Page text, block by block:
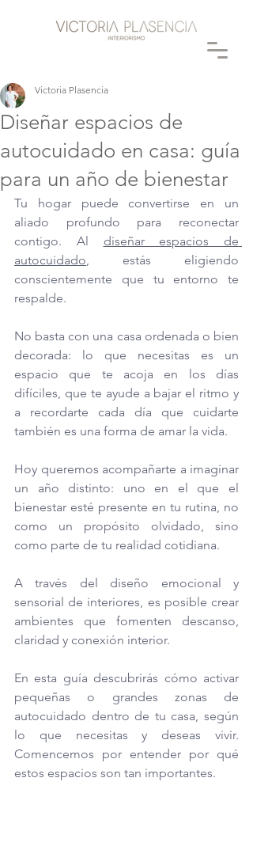
Diseñar espacios de
autocuidado en casa: guía
para un año de bienestar
Victoria Plasencia
Tu hogar puede convertirse en un
aliado profundo para reconectar
contigo. Al diseñar espacios de
autocuidado, estás eligiendo
conscientemente que tu entorno te
respalde.
No basta con una casa ordenada o bien
decorada: lo que necesitas es un
espacio que te acoja en los días
difíciles, que te ayude a bajar el ritmo y
a recordarte cada día que cuidarte
también es una forma de amar la vida.
Hoy queremos acompañarte a imaginar
un año distinto: uno en el que el
bienestar esté presente en tu rutina, no
como un propósito olvidado, sino
como parte de tu realidad cotidiana.
A través del diseño emocional y
sensorial de interiores, es posible crear
ambientes que fomenten descanso,
claridad y conexión interior.
En esta guía descubrirás cómo activar
pequeñas o grandes zonas de
autocuidado dentro de tu casa, según
lo que necesitas y deseas vivir.
Comencemos por entender por qué
estos espacios son tan importantes.